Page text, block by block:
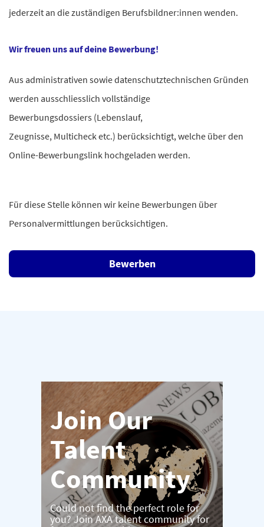
jederzeit an die zuständigen Berufsbildner:innen wenden.
Wir freuen uns auf deine Bewerbung!
Aus administrativen sowie datenschutztechnischen Gründen
werden ausschliesslich vollständige
Bewerbungsdossiers (Lebenslauf,
Zeugnisse, Multicheck etc.) berücksichtigt, welche über den
Online-Bewerbungslink hochgeladen werden.
Für diese Stelle können wir keine Bewerbungen über
Personalvermittlungen berücksichtigen.
Bewerben
Join Our
Talent
Community
Could not find the perfect role for
you? Join AXA talent community for